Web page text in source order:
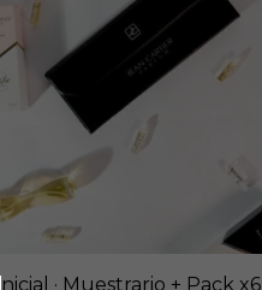
Inicial · Muestrario + Pack x6